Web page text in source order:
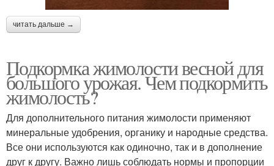
читать дальше →
Подкормка жимолости весной для
большого урожая. Чем подкормить
жимолость?
Для дополнительного питания жимолости применяют
минеральные удобрения, органику и народные средства.
Все они используются как одиночно, так и в дополнение
друг к другу. Важно лишь соблюдать нормы и пропорции